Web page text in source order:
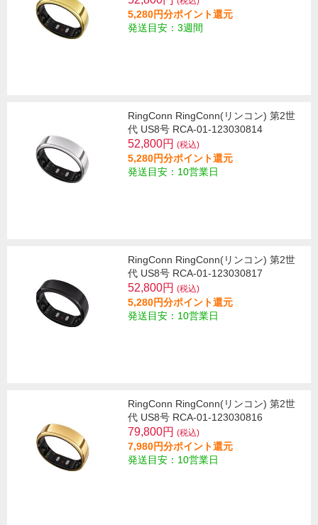
5,280円分ポイント還元
発送目安：3週間
RingConn RingConn(リンコン) 第2世
代 US8号 RCA-01-123030814
52,800円 (税込)
5,280円分ポイント還元
発送目安：10営業日
RingConn RingConn(リンコン) 第2世
代 US8号 RCA-01-123030817
52,800円 (税込)
5,280円分ポイント還元
発送目安：10営業日
RingConn RingConn(リンコン) 第2世
代 US8号 RCA-01-123030816
79,800円 (税込)
7,980円分ポイント還元
発送目安：10営業日